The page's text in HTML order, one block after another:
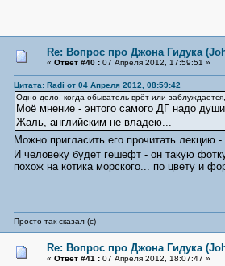
Re: Вопрос про Джона Гидука
« Ответ #40 :07 Апреля 2012, 17:59:51 »
Цитата: Radi от 04 Апреля 2012, 08:59:42
Одно дело, когда обыватель врёт или
Моё мнение - энтого самого ДГ надо
Жаль, английским не владею...
Можно пригласить его прочитать
И человеку будет гешефт - он такую
похож на котика морского... по цвету и
Просто так сказал (с)
Re: Вопрос про Джона Гидука
« Ответ #41 :07 Апреля 2012, 18:07:47 »